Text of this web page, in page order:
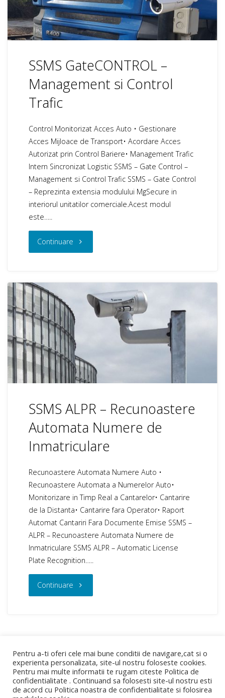
Laborator"
SSMS GateCONTROL –
Management si Control
Trafic
Control Monitorizat Acces Auto • Gestionare
Acces Mijloace de Transport• Acordare Acces
Autorizat prin Control Bariere• Management Trafic
Intern Sincronizat Logistic SSMS – Gate Control –
Management si Control Trafic SSMS – Gate Control
– Reprezinta extensia modulului MgSecure in
interiorul unitatilor comerciale.Acest modul
este…..
Continuare "SSMS
–
Management
si
Control
Trafic"
SSMS ALPR – Recunoastere
Automata Numere de
Inmatriculare
Recunoastere Automata Numere Auto •
Recunoastere Automata a Numerelor Auto•
Monitorizare in Timp Real a Cantarelor• Cantarire
de la Distanta• Cantarire fara Operator• Raport
Automat Cantariri Fara Documente Emise SSMS –
ALPR – Recunoastere Automata Numere de
Inmatriculare SSMS ALPR – Automatic License
Plate Recognition…..
Continuare "SSMS
Recunoastere
Automata
Numere
PRODUSE
Pentru a-ti oferi cele mai bune conditii de navigare,cat si o
experienta personalizata, site-ul nostru foloseste cookies.
Pentru mai multe informatii te rugam citeste Politica de
confidentialitate . Continuand sa folosesti site-ul nostru esti
de acord cu Politica noastra de confidentialitate si folosirea